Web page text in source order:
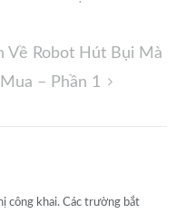
Về Robot Hút Bụi Mà
– Phần 1
công khai. Các trường bắt